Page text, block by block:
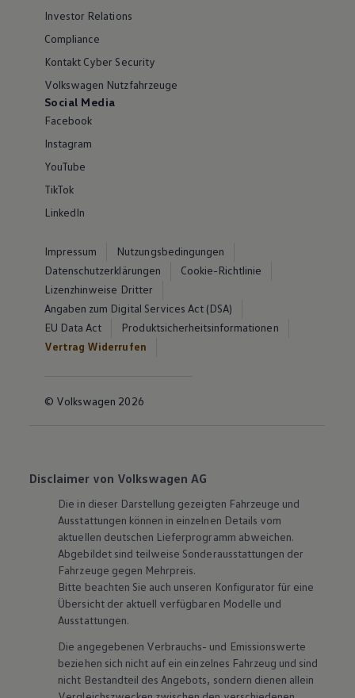
Investor Relations
Compliance
Kontakt Cyber Security
Volkswagen Nutzfahrzeuge
Social Media
Facebook
Instagram
YouTube
TikTok
LinkedIn
Impressum
Nutzungsbedingungen
Datenschutzerklärungen
Cookie-Richtlinie
Lizenzhinweise Dritter
Angaben zum Digital Services Act (DSA)
EU Data Act
Produktsicherheitsinformationen
Vertrag Widerrufen
© Volkswagen 2026
Disclaimer von Volkswagen AG
Die in dieser Darstellung gezeigten Fahrzeuge und
Ausstattungen können in einzelnen Details vom
aktuellen deutschen Lieferprogramm abweichen.
Abgebildet sind teilweise Sonderausstattungen der
Fahrzeuge gegen Mehrpreis.
Bitte beachten Sie auch unseren Konfigurator für eine
Übersicht der aktuell verfügbaren Modelle und
Ausstattungen.
Die angegebenen Verbrauchs- und Emissionswerte
beziehen sich nicht auf ein einzelnes Fahrzeug und sind
nicht Bestandteil des Angebots, sondern dienen allein